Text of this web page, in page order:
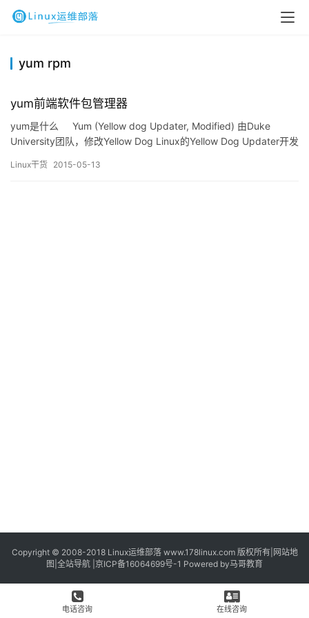
yum rpm
yum前端软件包管理器
yum是什么 Yum (Yellow dog Updater, Modified) 由Duke
University团队，修改Yellow Dog Linux的Yellow Dog Updater开发
定的服务器自动下载…
Linux干货 2015-05-13
Copyright © 2008-2018 Linux运维部落www.178linux.com 版权所有| 网站地
图 全站导航 京ICP备16064699号-1 Powered by马哥教育
电话咨询 在线咨询